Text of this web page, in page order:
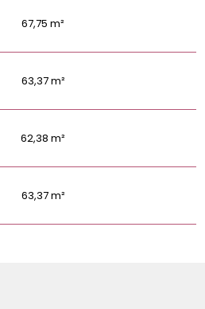
67,75 m²
63,37 m²
62,38 m²
63,37 m²